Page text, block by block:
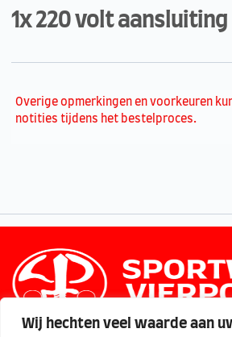
Wij hechten veel waarde aan
1x 220 volt aansluiting
Overige opmerkingen en voorkeuren
notities tijdens het bestelproces.